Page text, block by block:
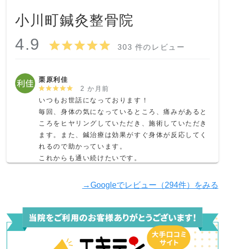
小川町鍼灸整骨院
4.9 303 件のレビュー
栗原利佳
2 か月前
いつもお世話になっております！
毎回、身体の気になっているところ、痛みがあると
ころをヒヤリングしていただき、施術していただき
ます。また、鍼治療は効果がすぐ身体が反応してく
れるので助かっています。
これからも通い続けたいです。
3 か月前
肩こりと肩甲骨まわりの可動域が気になって来院し
処置後はスッキリでした。
→Googleでレビュー（294件）をみる